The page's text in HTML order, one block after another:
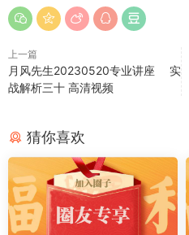
上一篇
月风先生20230520专业讲座 实
战解析三十 高清视频
猜你喜欢